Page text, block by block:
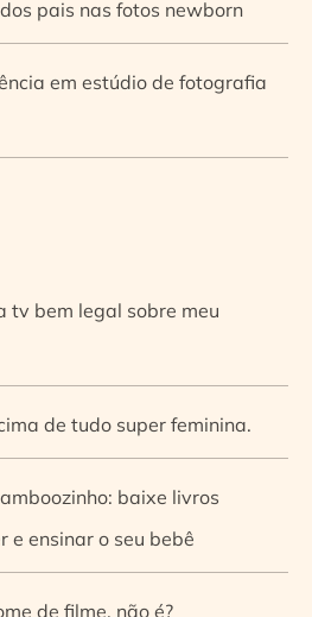
pais nas fotos newborn
em estúdio de fotografia
tv bem legal sobre meu
de tudo super feminina.
baixe livros
ensinar o seu bebê
de filme, não é?